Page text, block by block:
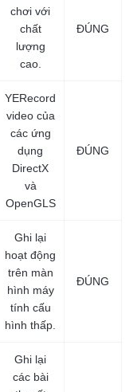
chơi với
chất
lượng
cao.
ĐÚNG
YERecord
video của
các ứng
dụng
DirectX
và
OpenGLS
ĐÚNG
Ghi lại
hoạt động
trên màn
hình máy
tính cấu
hình thấp.
ĐÚNG
Ghi lại
các bài